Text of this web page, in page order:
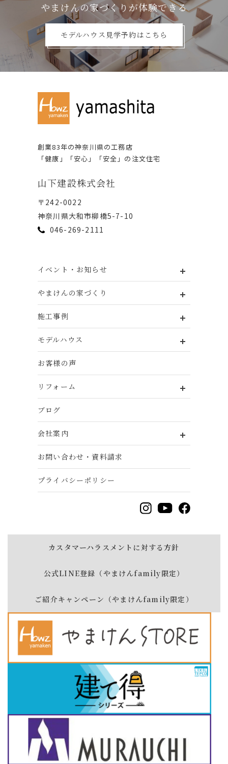
やまけんの家づくりが体験できる
モデルハウス見学予約はこちら
創業83年の神奈川県の⼯務店
「健康」「安⼼」「安全」の注⽂住宅
⼭下建設株式会社
〒242-0022
神奈川県⼤和市柳橋5-7-10
046-269-2111
イベント・お知らせ
やまけんの家づくり
施工事例
モデルハウス
お客様の声
リフォーム
ブログ
会社案内
お問い合わせ・資料請求
プライバシーポリシー
カスタマーハラスメントに対する方針
公式LINE登録（やまけんfamily限定）
ご紹介キャンペーン（やまけんfamily限定）